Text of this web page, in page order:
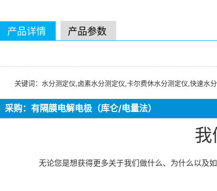
产品详情 产品参数
关键词：水分测定仪,卤素水分测定仪,卡尔费休水分测定仪,快速水
采购：有隔膜电解电极（库仑/电量法）
我
无论您是想获得更多关于我们做什么、为什么以及